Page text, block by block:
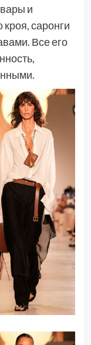
и
саронги
Все его